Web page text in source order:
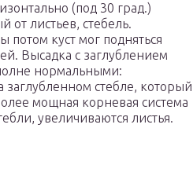
(под 30 град.)
листьев, стебель.
потом куст мог подняться
Высадка с заглублением
нормальными:
стебле, который
мощная корневая система
увеличиваются листья.